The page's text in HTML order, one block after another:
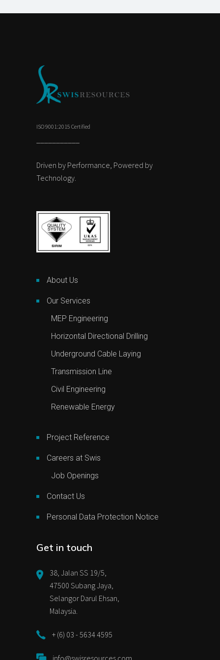
ISO 9001:2015 Certified
Driven by Performance, Powered by
Technology.
About Us
Our Services
MEP Engineering
Horizontal Directional Drilling
Underground Cable Laying
Transmission Line
Civil Engineering
Renewable Energy
Project Reference
Careers at Swis
Job Openings
Contact Us
Personal Data Protection Notice
Get in touch
38, Jalan SS 19/5,
47500 Subang Jaya,
Selangor Darul Ehsan,
Malaysia.
+ (6) 03 - 5634 4595